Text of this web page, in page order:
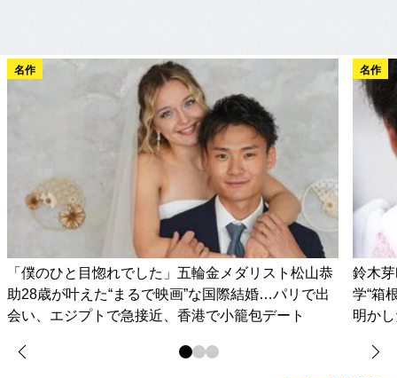
名作
「僕のひと目惚れでした」五輪金メダリスト松山恭
助28歳が叶えた“まるで映画”な国際結婚…パリで出
会い、エジプトで急接近、香港で小籠包デート
名作
鈴木
学“箱
明か